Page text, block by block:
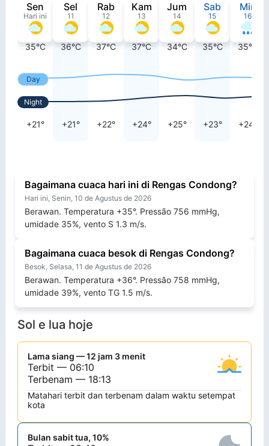
Sen
Hari ini
35°C
+21°
Sel
11
36°C
+21°
Rab
12
37°C
+22°
Kam
13
37°C
+24°
Jum
14
34°C
+25°
Sab
15
35°C
+23°
Min
16
35°C
+24°
Day
Night
Bagaimana cuaca hari ini di Rengas Condong?
Hari ini, Senin, 10 de Agustus de 2026
Berawan. Temperatura +35°. Pressão 756 mmHg,
umidade 35%, vento S 1.3 m/s.
Bagaimana cuaca besok di Rengas Condong?
Besok, Selasa, 11 de Agustus de 2026
Berawan. Temperatura +36°. Pressão 758 mmHg,
umidade 39%, vento TG 1.5 m/s.
Sol e lua hoje
Lama siang — 12 jam 3 menit
Terbit — 06:10
Terbenam — 18:13
Matahari terbit dan terbenam dalam waktu setempat
kota
Bulan sabit tua, 10%